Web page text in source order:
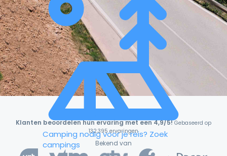
Camping nodig voor je reis? Zoek
campings
Klanten beoordelen hun ervaring met een 4,9/5! Gebaseerd op
132.395 ervaringen
Bekend van